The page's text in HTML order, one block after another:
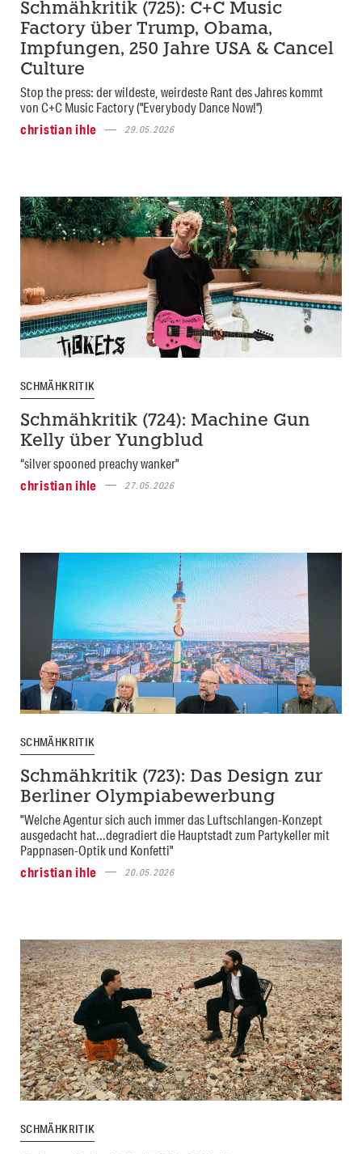
Schmähkritik (725): C+C Music
Factory über Trump, Obama,
Impfungen, 250 Jahre USA & Cancel
Culture
Stop the press: der wildeste, weirdeste Rant des Jahres kommt
von C+C Music Factory ("Everybody Dance Now!")
christian ihle
29.05.2026
SCHMÄHKRITIK
Schmähkritik (724): Machine Gun
Kelly über Yungblud
“silver spooned preachy wanker”
christian ihle
27.05.2026
SCHMÄHKRITIK
Schmähkritik (723): Das Design zur
Berliner Olympiabewerbung
"Welche Agentur sich auch immer das Luftschlangen-Konzept
ausgedacht hat...degradiert die Hauptstadt zum Partykeller mit
Pappnasen-Optik und Konfetti"
christian ihle
20.05.2026
SCHMÄHKRITIK